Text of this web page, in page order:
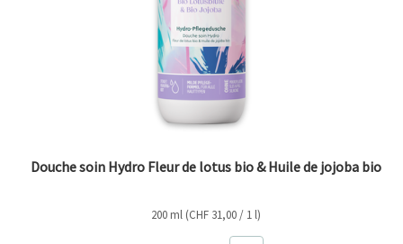
Douche soin Hydro Fleur de lotus bio & Huile de jojoba bio
200 ml (CHF 31,00 / 1 l)